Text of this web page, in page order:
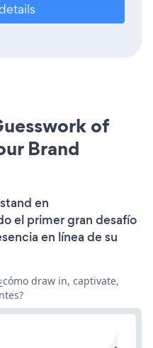
of
Brand
en
el primer gran desafío
en línea de su
draw in, captivate,